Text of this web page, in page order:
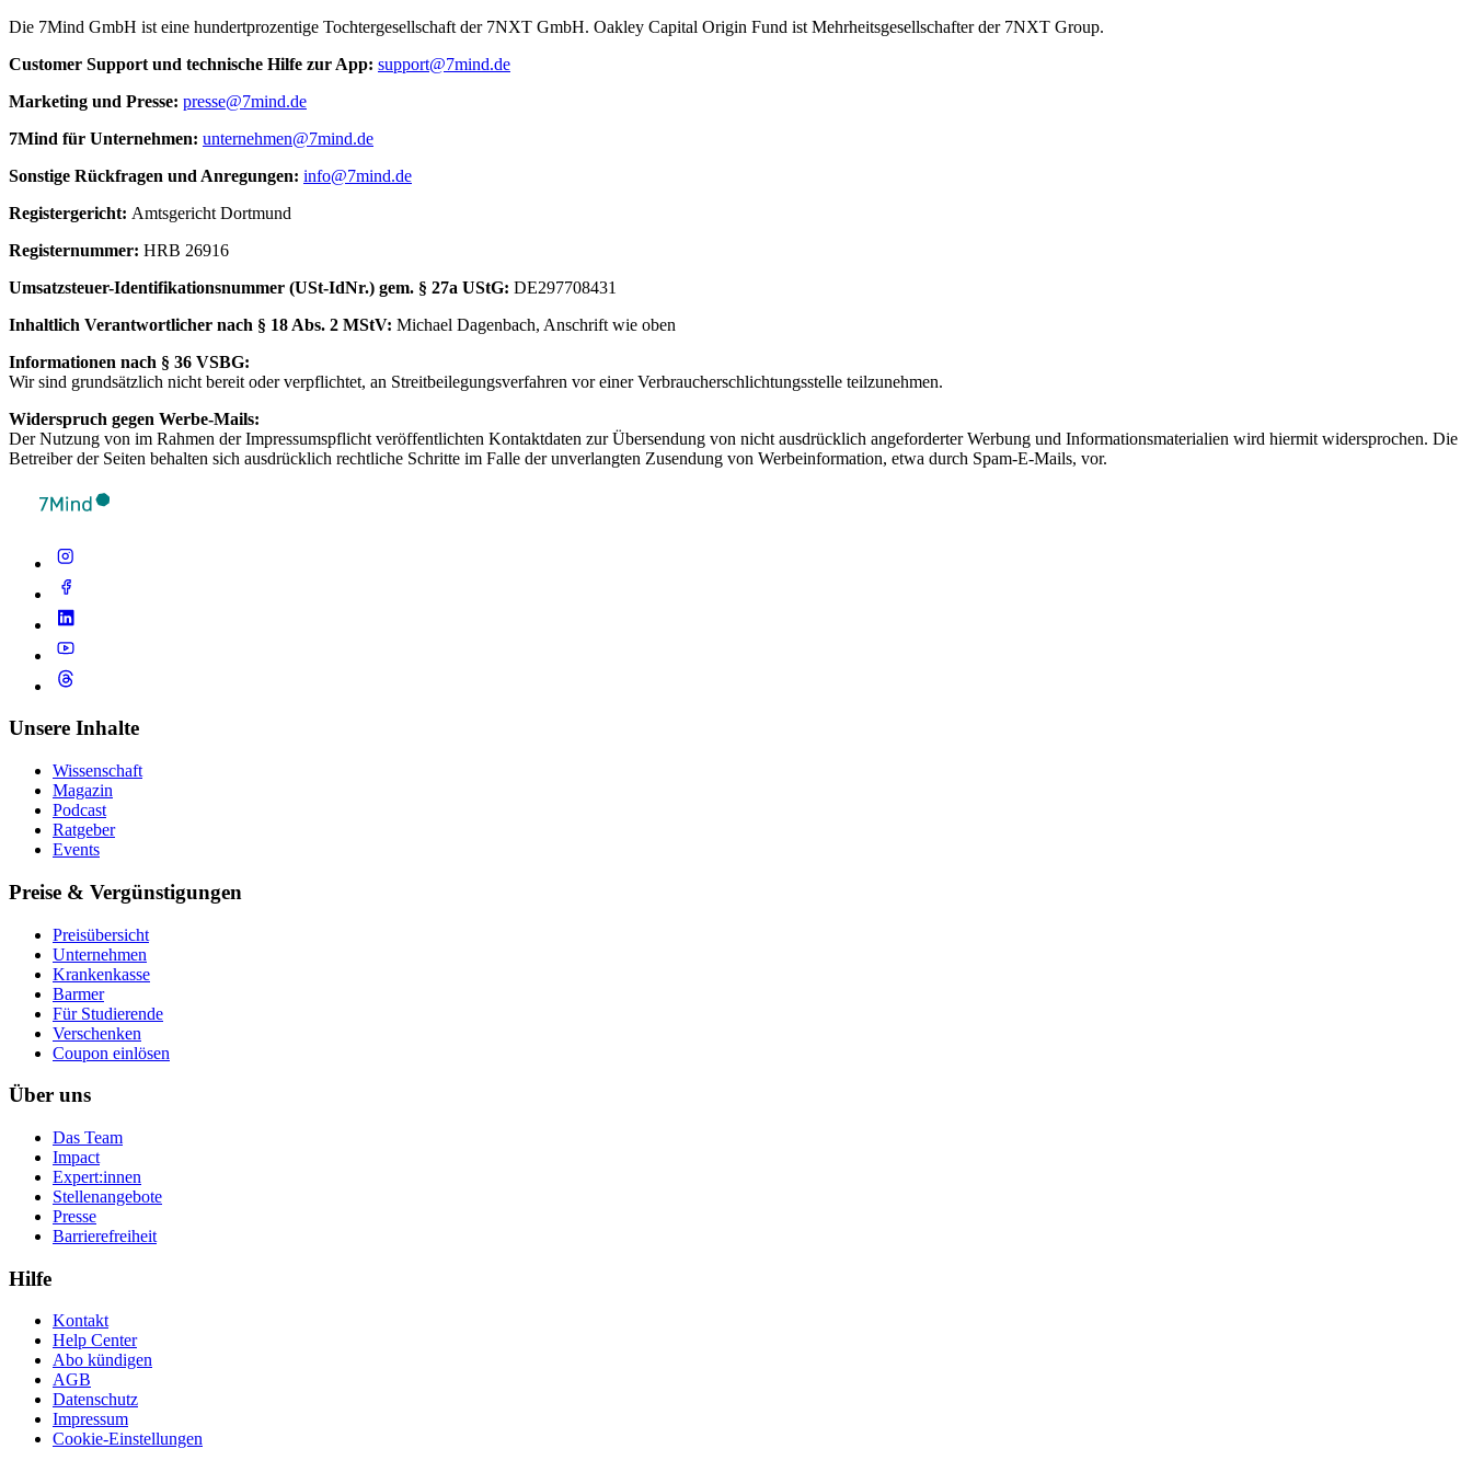
Die 7Mind GmbH ist eine hundertprozentige Tochtergesellschaft der 7NXT GmbH. Oakley Capital Origin Fund ist Mehrheitsgesellschafter der 7NXT Group.
Cus­to­mer Sup­port und tech­nische Hilfe zur App: support@7mind.de
Mar­ke­ting und Presse: presse@7mind.de
7Mind für Unter­neh­men: unternehmen@7mind.de
Sons­tige Rück­fra­gen und Anre­gun­gen: info@7mind.de
Regis­ter­ge­richt: Amts­ge­richt Dort­mund
Regis­ter­num­mer: HRB 26916
Umsatzs­teuer-Iden­ti­fi­ka­tions­num­mer (USt-IdNr.) gem. § 27a UStG: DE297708431
Inhalt­lich Verant­wort­li­cher nach § 18 Abs. 2 MStV: Michael Dagenbach, Anschrift wie oben
Infor­ma­tio­nen nach § 36 VSBG:
Wir sind grund­sätz­lich nicht bereit oder verp­flich­tet, an Streit­bei­le­gung­sver­fah­ren vor einer Ver­brau­cher­schlich­tungs­s­telle teil­zu­neh­men.
Widerspruch gegen Werbe-Mails:
Der Nutzung von im Rahmen der Impressumspflicht veröffentlichten Kontaktdaten zur Übersendung von nicht ausdrücklich angeforderter Werbung und Informationsmaterialien wird hiermit widersprochen. Die
Betreiber der Seiten behalten sich ausdrücklich rechtliche Schritte im Falle der unverlangten Zusendung von Werbeinformation, etwa durch Spam-E-Mails, vor.
Unsere Inhalte
Wissenschaft
Magazin
Podcast
Ratgeber
Events
Preise & Vergünstigungen
Preisübersicht
Unternehmen
Krankenkasse
Barmer
Für Studierende
Ver­schen­ken
Coupon einlösen
Über uns
Das Team
Impact
Expert:innen
Stellenangebote
Presse
Barrierefreiheit
Hilfe
Kontakt
Help Center
Abo kündigen
AGB
Datenschutz
Impressum
Cookie-Einstellungen